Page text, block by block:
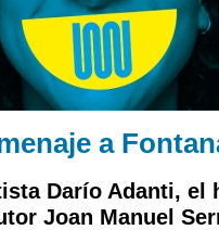
a
Darío Adanti, el
Joan Manuel